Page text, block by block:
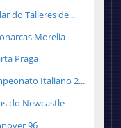
do Talleres de...
Morelia
Praga
Italiano 2...
do Newcastle
96